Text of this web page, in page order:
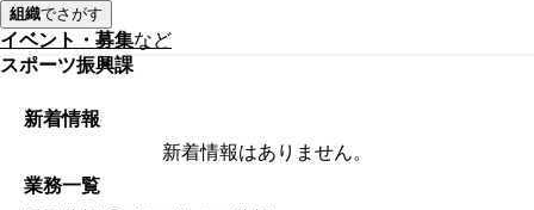
組織でさがす
イベント・募集など
スポーツ振興課
新着情報
新着情報はありません。
業務一覧